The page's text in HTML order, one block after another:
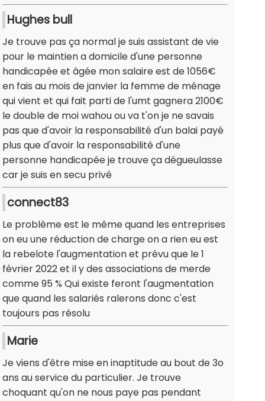
Hughes bull
Je trouve pas ça normal je suis assistant de vie
pour le maintien a domicile d'une personne
handicapée et âgée mon salaire est de 1056€
en fais au mois de janvier la femme de ménage
qui vient et qui fait parti de l'umt gagnera 2100€
le double de moi wahou ou va t'on je ne savais
pas que d'avoir la responsabilité d'un balai payé
plus que d'avoir la responsabilité d'une
personne handicapée je trouve ça dégueulasse
car je suis en secu privé
connect83
Le problème est le même quand les entreprises
on eu une réduction de charge on a rien eu est
la rebelote l'augmentation et prévu que le 1
février 2022 et il y des associations de merde
comme 95 % Qui existe feront l'augmentation
que quand les salariés ralerons donc c'est
toujours pas résolu
Marie
Je viens d'être mise en inaptitude au bout de 3o
ans au service du particulier. Je trouve
choquant qu'on ne nous paye pas pendant